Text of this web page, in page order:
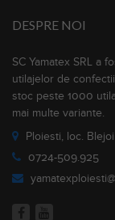
DESPRE NOI
SC Yamatex SRL a
utilajelor de
stoc peste 1000
mai multe variante.
Ploiesti, loc. Blejoi
0724-509.925